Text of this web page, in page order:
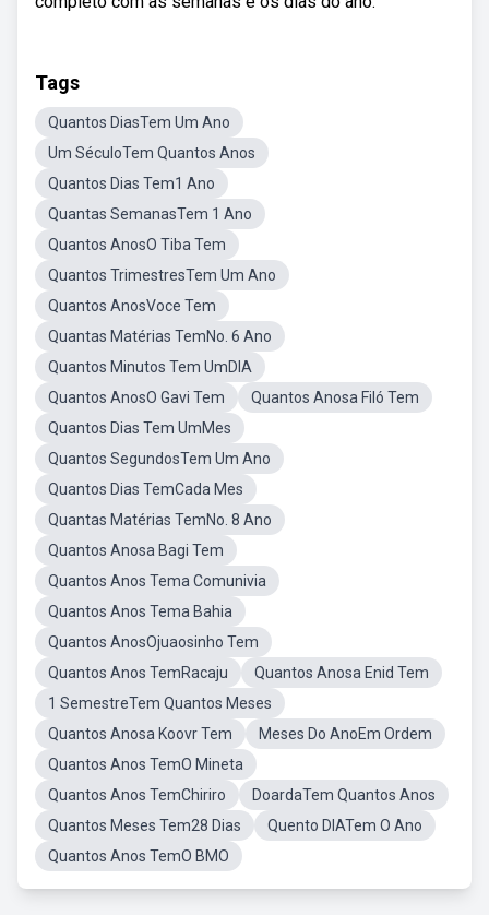
Tags
Quantos DiasTem Um Ano
Um SéculoTem Quantos Anos
Quantos Dias Tem1 Ano
Quantas SemanasTem 1 Ano
Quantos AnosO Tiba Tem
Quantos TrimestresTem Um Ano
Quantos AnosVoce Tem
Quantas Matérias TemNo. 6 Ano
Quantos Minutos Tem UmDIA
Quantos AnosO Gavi Tem
Quantos Anosa Filó Tem
Quantos Dias Tem UmMes
Quantos SegundosTem Um Ano
Quantos Dias TemCada Mes
Quantas Matérias TemNo. 8 Ano
Quantos Anosa Bagi Tem
Quantos Anos Tema Comunivia
Quantos Anos Tema Bahia
Quantos AnosOjuaosinho Tem
Quantos Anos TemRacaju
Quantos Anosa Enid Tem
1 SemestreTem Quantos Meses
Quantos Anosa Koovr Tem
Meses Do AnoEm Ordem
Quantos Anos TemO Mineta
Quantos Anos TemChiriro
DoardaTem Quantos Anos
Quantos Meses Tem28 Dias
Quento DIATem O Ano
Quantos Anos TemO BMO